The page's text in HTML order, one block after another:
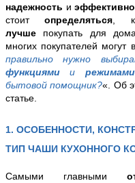
надежность и
стоитопределяться ,
лучше покупать для
многих покупателей могут
правильно нужно
функциямии
бытовой помощник?«. Об
статье.
1. ОСОБЕННОСТИ,
ТИП ЧАШИ КУХОННОГО
Самыми главными